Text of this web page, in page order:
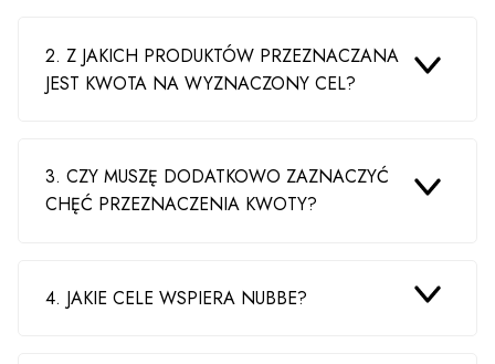
2. Z JAKICH PRODUKTÓW PRZEZNACZANA
JEST KWOTA NA WYZNACZONY CEL?
3. CZY MUSZĘ DODATKOWO ZAZNACZYĆ
CHĘĆ PRZEZNACZENIA KWOTY?
4. JAKIE CELE WSPIERA NUBBE?